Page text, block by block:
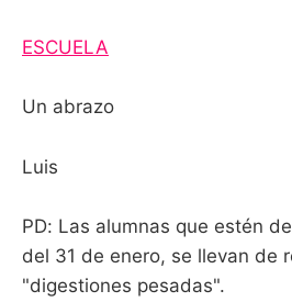
ESCUELA
Un abrazo
Luis
PD: Las alumnas que estén
del 31 de enero, se llevan de
"digestiones pesadas".